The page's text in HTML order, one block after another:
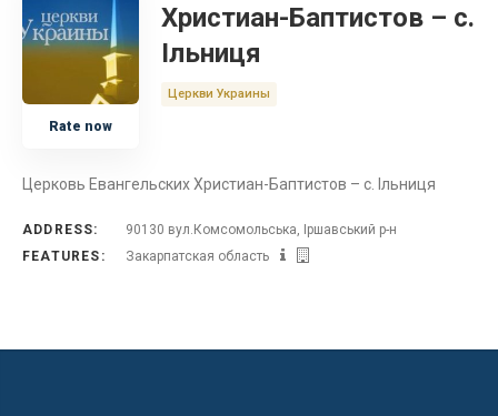
Церковь
Украина
Rate now
Христиан-Баптистов – с.
Ільниця
Церкви Украины
Церковь Евангельских Христиан-Баптистов – с. Ільниця
ADDRESS:
90130 вул.Комсомольська, Іршавський р-н
FEATURES:
Закарпатская область